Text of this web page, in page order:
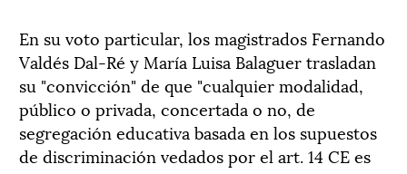
En su voto particular, los magistrados Fernando
Valdés Dal-Ré y María Luisa Balaguer trasladan
su "convicción" de que "cualquier modalidad,
público o privada, concertada o no, de
segregación educativa basada en los supuestos
de discriminación vedados por el art. 14 CE es